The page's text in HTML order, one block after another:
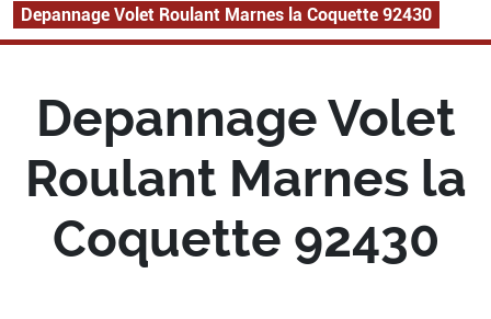
Depannage Volet Roulant Marnes la Coquette 92430
Depannage Volet
Roulant Marnes la
Coquette 92430